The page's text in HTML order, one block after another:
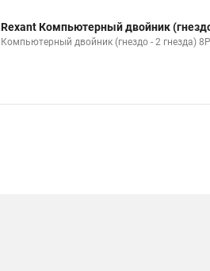
Rexant Компьютерный двойник
Компьютерный двойник (гнездо - 2 гнезда)